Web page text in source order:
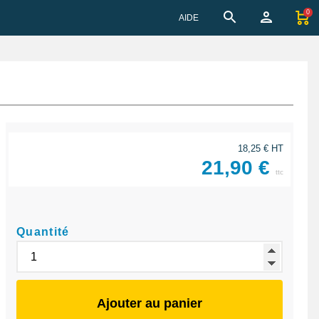
AIDE
0
18,25 € HT
21,90 € ttc
Quantité
Ajouter au panier